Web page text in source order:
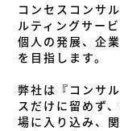
コンセスコンサ
ルティングサー
個人の発展、企
を目指します。
弊社は『コンサ
スだけに留めず
場に入り込み、